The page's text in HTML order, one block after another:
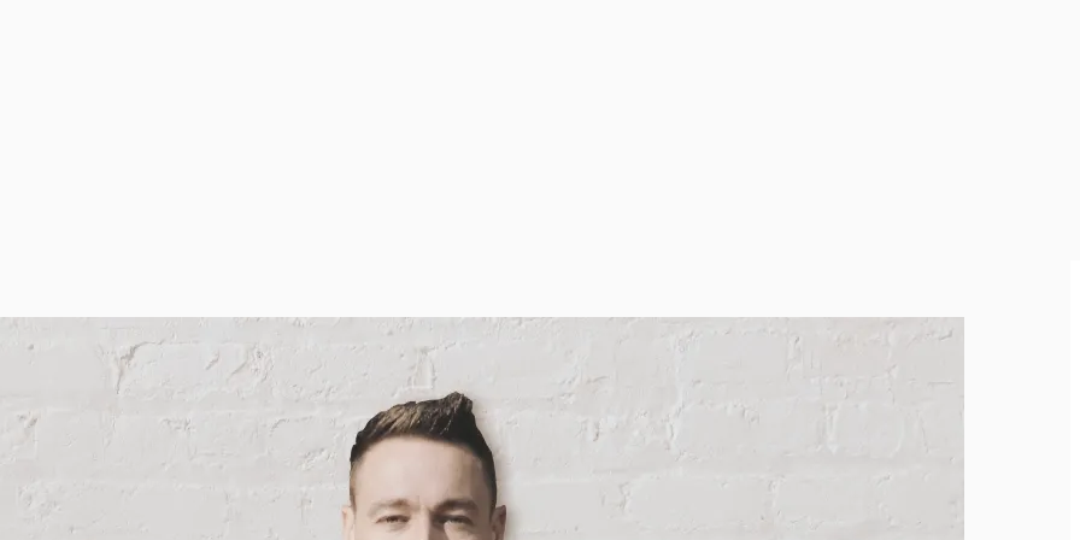
és céltudatosan futók táborához?